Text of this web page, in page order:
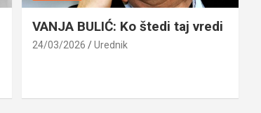
VANJA BULIĆ: Ko štedi taj vredi
24/03/2026 Urednik